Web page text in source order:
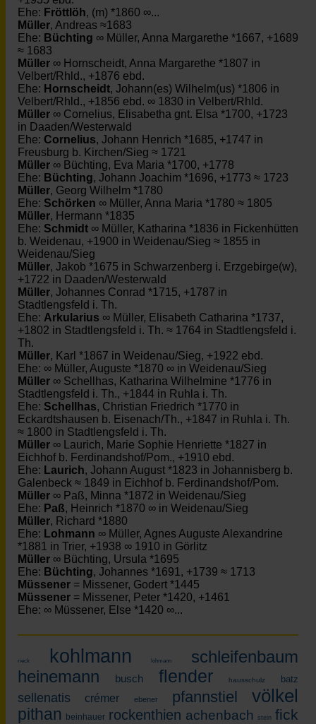
Ehe: Fröttlöh, (m) *1860 ∞...
Müller, Andreas ≈1683
Ehe: Büchting ∞ Müller, Anna Margarethe *1667, +1689
≈ 1683
Müller ∞ Hornscheidt, Anna Margarethe *1807 in
Velbert/Rhld., +1876 ebd.
Ehe: Hornscheidt, Johann(es) Wilhelm(us) *1806 in
Velbert/Rhld., +1856 ebd. ∞ 1830 in Velbert/Rhld.
Müller ∞ Cornelius, Elisabetha gnt. Elsa *1700, +1723
in Daaden/Westerwald
Ehe: Cornelius, Johann Henrich *1685, +1747 in
Freusburg b. Kirchen/Sieg ≈ 1721
Müller ∞ Büchting, Eva Maria *1700, +1778
Ehe: Büchting, Johann Joachim *1696, +1773 ≈ 1723
Müller, Georg Wilhelm *1780
Ehe: Schörken ∞ Müller, Anna Maria *1780 ≈ 1805
Müller, Hermann *1835
Ehe: Schmidt ∞ Müller, Katharina *1836 in Fickenhütten
b. Weidenau, +1900 in Weidenau/Sieg ≈ 1855 in
Weidenau/Sieg
Müller, Jakob *1675 in Schwarzenberg i. Erzgebirge(w),
+1722 in Daaden/Westerwald
Müller, Johannes Conrad *1715, +1787 in
Stadtlengsfeld i. Th.
Ehe: Arkularius ∞ Müller, Elisabeth Catharina *1737,
+1802 in Stadtlengsfeld i. Th. ≈ 1764 in Stadtlengsfeld i.
Th.
Müller, Karl *1867 in Weidenau/Sieg, +1922 ebd.
Ehe: ∞ Müller, Auguste *1870 ∞ in Weidenau/Sieg
Müller ∞ Schellhas, Katharina Wilhelmine *1776 in
Stadtlengsfeld i. Th., +1844 in Ruhla i. Th.
Ehe: Schellhas, Christian Friedrich *1770 in
Eckardtshausen b. Eisenach/Th., +1847 in Ruhla i. Th.
≈ 1800 in Stadtlengsfeld i. Th.
Müller ∞ Laurich, Marie Sophie Henriette *1827 in
Eichhof b. Ferdinandshof/Pom., +1910 ebd.
Ehe: Laurich, Johann August *1823 in Johannisberg b.
Galenbeck ≈ 1849 in Eichhof b. Ferdinandshof/Pom.
Müller ∞ Paß, Minna *1872 in Weidenau/Sieg
Ehe: Paß, Heinrich *1870 ∞ in Weidenau/Sieg
Müller, Richard *1880
Ehe: Lohmann ∞ Müller, Agnes Auguste Alexandrine
*1881 in Trier, +1938 ∞ 1910 in Görlitz
Müller ∞ Büchting, Ursula *1695
Ehe: Büchting, Johannes *1691, +1739 ≈ 1713
Müssener = Missener, Godert *1445
Müssener = Missener, Peter *1420, +1461
Ehe: ∞ Müssener, Else *1420 ∞...
rieck kohlmann lohmann
schleifenbaum
heinemann
busch flender hausschulz batz
sellenatis crémer ebener pfannstiel völkel
pithan beinhauer rockenthien achenbach stein fick